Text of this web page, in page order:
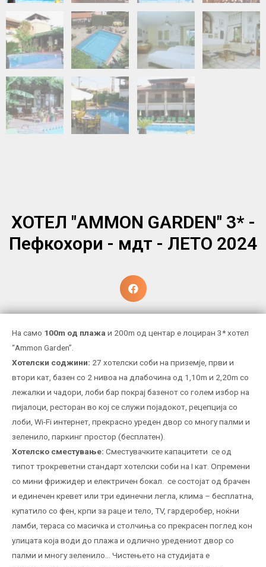
ХОТЕЛ "AMMON GARDEN" 3* -
Пефкохори - мдт - ЛЕТО 2024
На само 100m од плажа и 200m од центар е лоциран 3* хотел
“Ammon Garden”.
Хотелски соджини: 27 хотелски соби на приземје, први и
втори кат, базен со 2 нивоа на длабочина од 1,10m и 2,20m со
лежалки и чадори, лоби бар покрај базенот со голем избор на
пијалоци, ресторан во кој се служи појадокот, рецепција со
лоби, Wi-Fi интернет, прекрасно уреден двор со многу палми и
зеленило, паркинг простор (бесплатен).
Хотелско сместување: Сместувачките капацитети се од
типот трокреветни стандарт хотелски соби на I кат. Опремени
со мини фрижидер и електричен бокал. се состојат од брачен
и единечен кревет или три единечни легла, клима – бесплатна,
купатило со фен, крпи за раце и тело, TV, гардеробер, ноќни
ламби, тераса со масичка и столчиња со прекрасен поглед кон
улицата која води до плажа и одлично уредениот двор со
палми и многу зеленило… Чистењето на студијата е